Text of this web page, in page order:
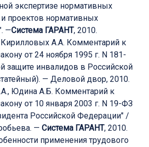
экспертизе нормативных
проектов нормативных
—Система ГАРАНТ, 2010.
Кирилловых А.А. Комментарий к
от 24 ноября 1995 г. N 181-
защите инвалидов в Российской
— Деловой двор, 2010.
Юдина А.Б. Комментарий к
от 10 января 2003 г. N 19-ФЗ
Российской Федерации" /
— Система ГАРАНТ, 2010.
применения трудового